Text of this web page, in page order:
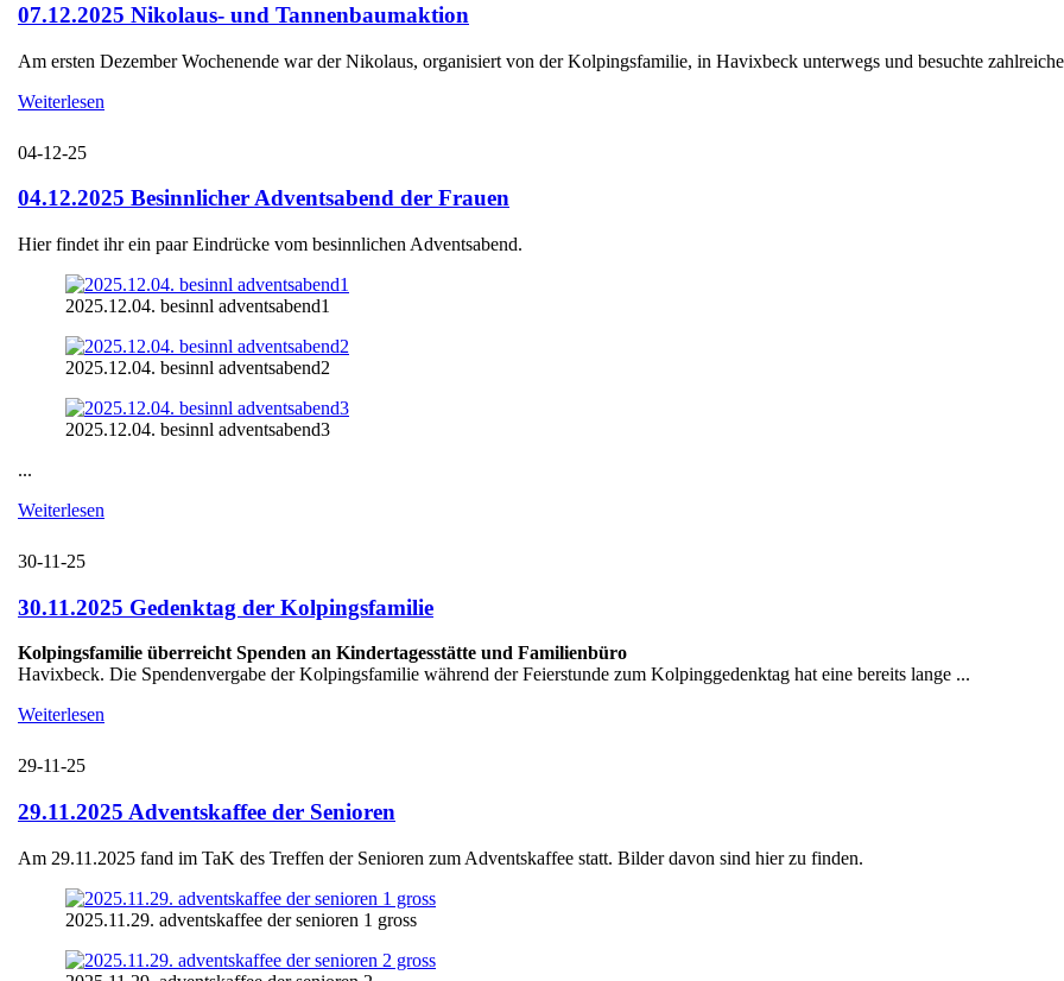
07.12.2025 Nikolaus- und Tannenbaumaktion
Am ersten Dezember Wochenende war der Nikolaus, organisiert von der Kolpingsfamilie, in Havixbeck unterwegs und besuchte
Weiterlesen
04-12-25
04.12.2025 Besinnlicher Adventsabend der Frauen
Hier findet ihr ein paar Eindrücke vom besinnlichen Adventsabend.
2025.12.04. besinnl adventsabend1
2025.12.04. besinnl adventsabend2
2025.12.04. besinnl adventsabend3
...
Weiterlesen
30-11-25
30.11.2025 Gedenktag der Kolpingsfamilie
Kolpingsfamilie überreicht Spenden an Kindertagesstätte und Familienbüro
Havixbeck. Die Spendenvergabe der Kolpingsfamilie während der Feierstunde zum Kolpinggedenktag hat eine bereits lange ...
Weiterlesen
29-11-25
29.11.2025 Adventskaffee der Senioren
Am 29.11.2025 fand im TaK des Treffen der Senioren zum Adventskaffee statt. Bilder davon sind hier zu finden.
2025.11.29. adventskaffee der senioren 1 gross